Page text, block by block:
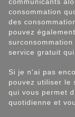
consommation
des
pouvez
service gratuit
Si je n'ai pas
pouvez utiliser le
qui vous permet
quotidienne et